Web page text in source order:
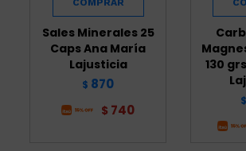
Sales Minerales 25
Caps Ana María
Lajusticia
$ 870
$ 740
130
$